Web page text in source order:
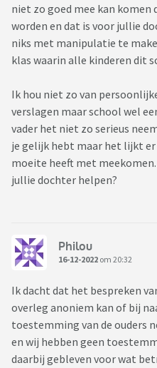
niet zo goed mee kan
worden en dat is voor jullie
niks met manipulatie te
klas waarin alle kinderen dit
Ik hou niet zo van
verslagen maar school wel
vader het niet zo serieus
je gelijk hebt maar het lijkt
moeite heeft met
jullie dochter helpen?
Philou
16-12-2022 om 20:32
Ik dacht dat het bespreken
overleg anoniem kan of bij
toestemming van de ouders
en wij hebben geen
daarbij gebleven voor wat